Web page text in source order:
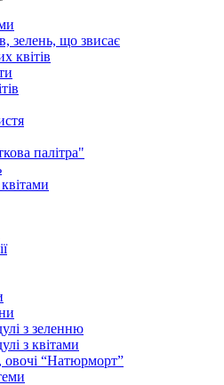
зелень, що звисає
квітів
палітра"
з зеленню
з квітами
“Натюрморт”